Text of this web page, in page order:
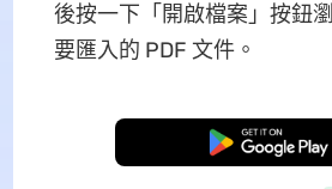
後按一下「開啟檔案」按鈕
要匯入的 PDF 文件。
免費下載